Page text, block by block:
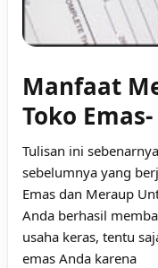
Manfaat
Toko Emas-
Tulisan ini
sebelumnya yang
Emas dan Meraup
Anda berhasil
usaha keras, tentu
emas Anda karena